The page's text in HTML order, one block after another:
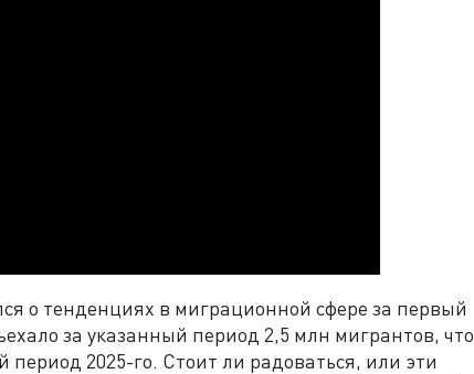
о тенденциях в миграционной сфере за первый
за указанный период 2,5 млн мигрантов, что
2025-го. Стоит ли радоваться, или эти